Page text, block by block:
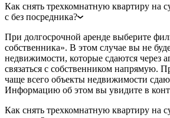
Как снять трехкомнатную квартиру на
с без посредника?
При долгосрочной аренде выберите
собственника». В этом случае вы не
недвижимости, которые сдаются через
связаться с собственником напрямую.
чаще всего объекты недвижимости
Информацию об этом вы увидите в
Как снять трехкомнатную квартиру на